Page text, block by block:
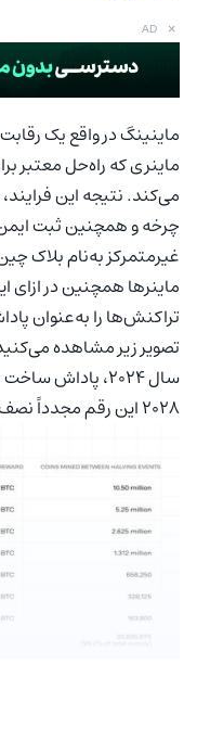
AD ×
ماینینگ در واقع یک
ماینری که راه‌حل معتبر
می‌کند. نتیجه این
چرخه و همچنین ثبت
غیرمتمرکز به‌نام بلاک
ماینرها همچنین در ازای
تراکنش‌ها را به‌عنوان
تصویر زیر مشاهده
۲۰۲۸ این رقم مجدداً نصف خواهد شد.